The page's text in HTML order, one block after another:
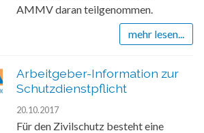
AMMV daran teilgenommen.
mehr lesen...
Arbeitgeber-Information zur
Schutzdienstpflicht
20.10.2017
Für den Zivilschutz besteht eine